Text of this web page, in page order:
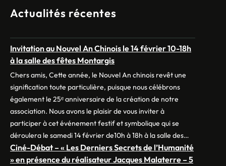
Actualités récentes
Invitation au Nouvel An Chinois le 14 février 10-18h
à la salle des fêtes Montargis
Chers amis, Cette année, le Nouvel An chinois revêt une
signification toute particulière, puisque nous célébrons
également le 25ᵉ anniversaire de la création de notre
association. Nous avons le plaisir de vous inviter à
participer à cet événement festif et symbolique qui se
déroulera le samedi 14 février de10h à 18h à la salle des…
Ciné-Débat – « Les Derniers Secrets de l’Humanité
» en présence du réalisateur Jacques Malaterre – 5